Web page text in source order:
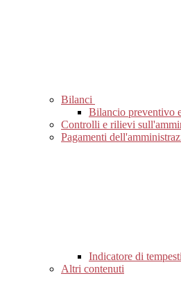
Bilanci
Bilancio preventivo
Controlli e rilievi
Pagamenti
Indicatore di
Altri contenuti